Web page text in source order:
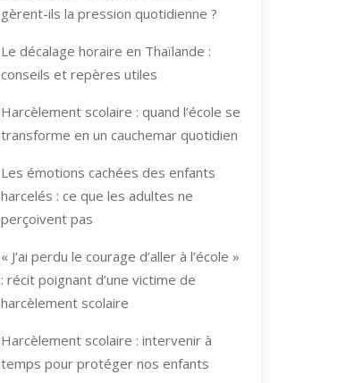
gèrent-ils la pression quotidienne ?
Le décalage horaire en Thaïlande :
conseils et repères utiles
Harcèlement scolaire : quand l’école se
transforme en un cauchemar quotidien
Les émotions cachées des enfants
harcelés : ce que les adultes ne
perçoivent pas
« J’ai perdu le courage d’aller à l’école »
: récit poignant d’une victime de
harcèlement scolaire
Harcèlement scolaire : intervenir à
temps pour protéger nos enfants